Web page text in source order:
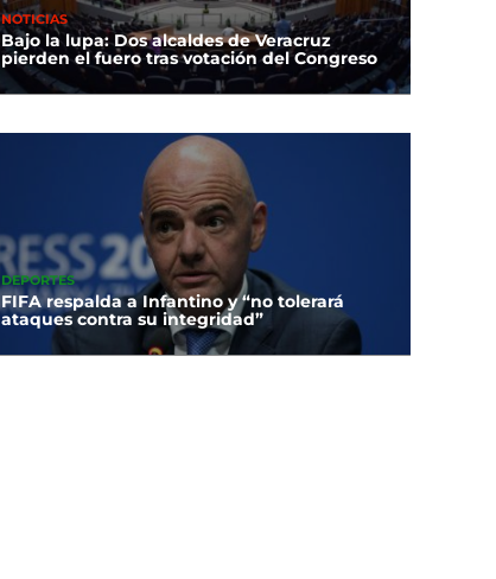
NOTICIAS
Bajo la lupa: Dos alcaldes de Veracruz
pierden el fuero tras votación del Congreso
DEPORTES
FIFA respalda a Infantino y “no tolerará
ataques contra su integridad”